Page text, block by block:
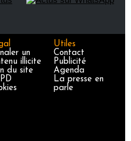
un
illicite
du site
Utiles
Contact
Publicité
Agenda
La presse en
parle